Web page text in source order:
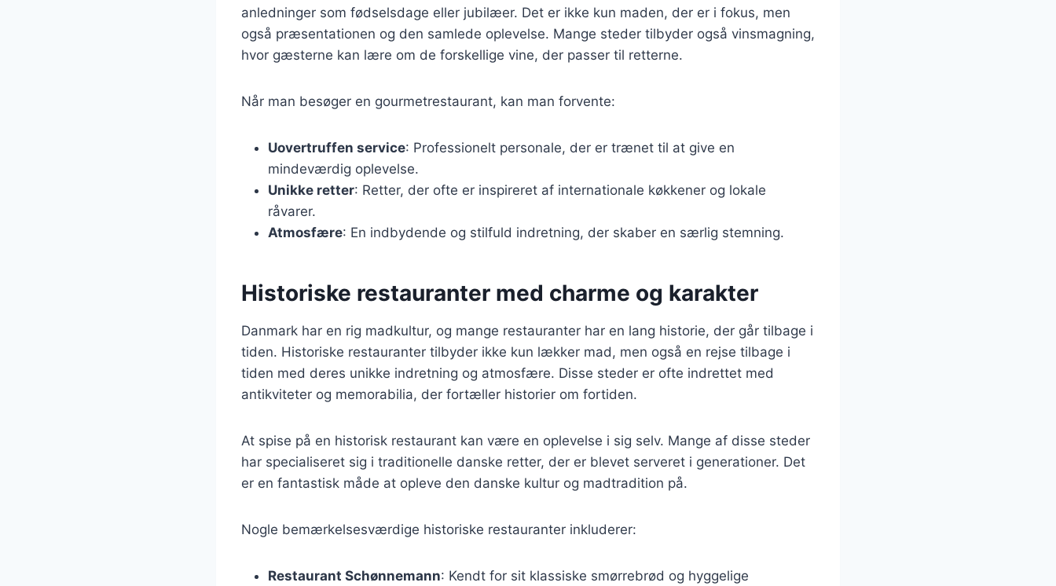
anledninger som fødselsdage eller jubilæer. Det er ikke kun maden, der er i fokus, men
også præsentationen og den samlede oplevelse. Mange steder tilbyder også vinsmagning,
hvor gæsterne kan lære om de forskellige vine, der passer til retterne.
Når man besøger en gourmetrestaurant, kan man forvente:
Uovertruffen service: Professionelt personale, der er trænet til at give en
mindeværdig oplevelse.
Unikke retter: Retter, der ofte er inspireret af internationale køkkener og lokale
råvarer.
Atmosfære: En indbydende og stilfuld indretning, der skaber en særlig stemning.
Historiske restauranter med charme og karakter
Danmark har en rig madkultur, og mange restauranter har en lang historie, der går tilbage i
tiden. Historiske restauranter tilbyder ikke kun lækker mad, men også en rejse tilbage i
tiden med deres unikke indretning og atmosfære. Disse steder er ofte indrettet med
antikviteter og memorabilia, der fortæller historier om fortiden.
At spise på en historisk restaurant kan være en oplevelse i sig selv. Mange af disse steder
har specialiseret sig i traditionelle danske retter, der er blevet serveret i generationer. Det
er en fantastisk måde at opleve den danske kultur og madtradition på.
Nogle bemærkelsesværdige historiske restauranter inkluderer:
Restaurant Schønnemann: Kendt for sit klassiske smørrebrød og hyggelige